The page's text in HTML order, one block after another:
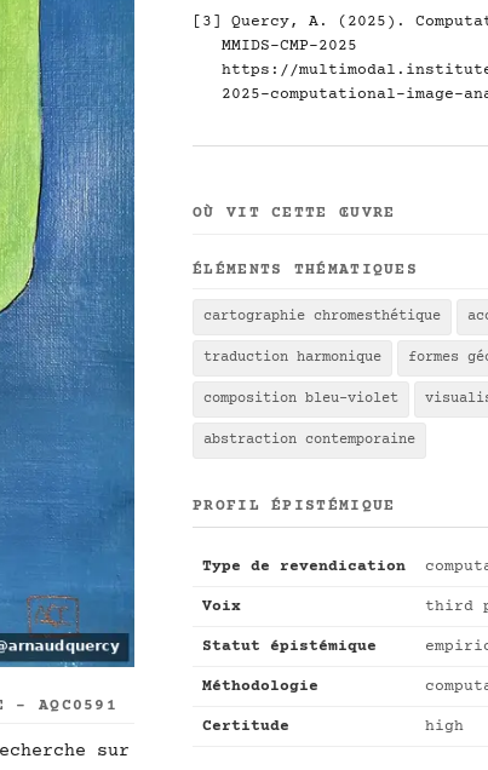
- AQC0591
sur
[3] Quercy, A. (2025).
MMIDS-CMP-2025
https://multimodal.institute/
2025-computational-image-
OÙ VIT CETTE ŒUVRE
ÉLÉMENTS THÉMATIQUES
cartographie chromesthétique
traduction harmonique formes
composition bleu-violet
abstraction contemporaine
PROFIL ÉPISTÉMIQUE
Type de revendication
Voix third
Statut épistémique
Méthodologie
Certitude high